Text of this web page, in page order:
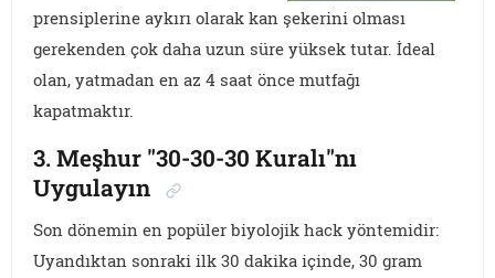
prensiplerine aykırı olarak kan şekerini olması
gerekenden çok daha uzun süre yüksek tutar. İdeal
olan, yatmadan en az 4 saat önce mutfağı
kapatmaktır.
3. Meşhur "30-30-30 Kuralı"nı
Uygulayın
Son dönemin en popüler biyolojik hack yöntemidir:
Uyandıktan sonraki ilk 30 dakika içinde, 30 gram